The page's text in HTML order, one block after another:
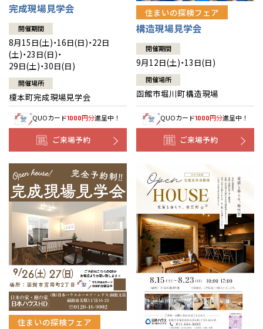
完成現場見学会
開催期間
8月15日(土)・16日(日)・22日
(土)・23日(日)・
29日(土)・30日(日)
開催場所
榎本町完成現場見学会
QUOカード1000円分進呈中！
ご来場予約
住まいの探検フェア
構造現場見学会
開催期間
9月12日(土)・13日(日)
開催場所
函館市堀川町構造現場
QUOカード1000円分進呈中！
ご来場予約
住まいの探検フェア